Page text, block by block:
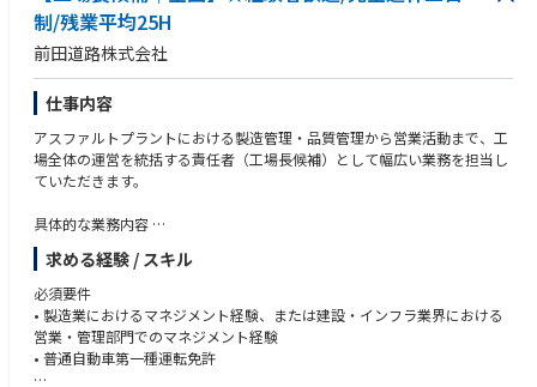
制/残業平均25H
前田道路株式会社
仕事内容
アスファルトプラントにおける製造管理・品質管理から営業活動まで、工
場全体の運営を統括する責任者（工場長候補）として幅広い業務を担当し
ていただきます。
具体的な業務内容
• 品質管理：製品の品質確認、不良発生時の原因分析および再発防止策の
立案・実行
• 製造管理：原材料・資材の調達・受入管理、および適正な在庫管理
• 設備管理：製造設備の稼働状況モニタリング、定期的な保全計画の策
定、修繕対応
• 営業活動：取引先からの依頼内容への対応、既存顧客に対する追加提
案・改善提案
求める経験 / スキル
必須要件
• 製造業におけるマネジメント経験、または建設・インフラ業界における
営業・管理部門でのマネジメント経験
• 普通自動車第一種運転免許